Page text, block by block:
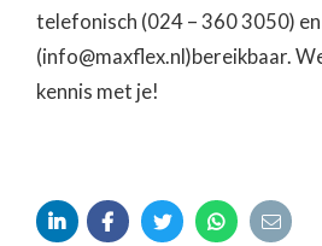
telefonisch (024 – 360 3050) en
(info@maxflex.nl)bereikbaar.
kennis met je!
    